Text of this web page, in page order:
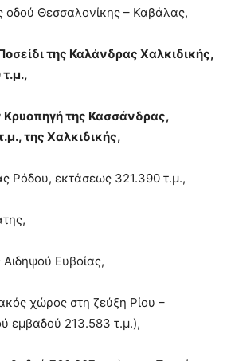
οδού Θεσσαλονίκης – Καβάλας,
της Καλάνδρας Χαλκιδικής,
Κρυοπηγή της Κασσάνδρας,
της Χαλκιδικής,
Ρόδου, εκτάσεως 321.390 τ.μ.,
Αιδηψού Ευβοίας,
χώρος στη ζεύξη Ρίου –
εμβαδού 213.583 τ.μ.),